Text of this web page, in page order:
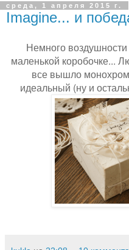
среда, 1 апреля 2015 г.
Imagine... и
Немного
маленькой коробочке...
все вышло
идеальный (ну и